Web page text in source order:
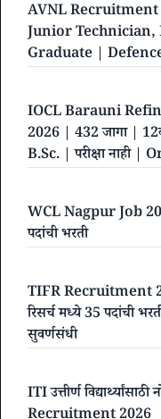
AVNL Recruitment
Junior
Graduate |
IOCL Barauni
2026 | 432 जागा |
B.Sc. | परीक्षा नाही
WCL Nagpur Job
पदांची भरती
TIFR Recruitment
रिसर्च मध्ये 35 पदांची
सुवर्णसंधी
ITI उत्तीर्ण